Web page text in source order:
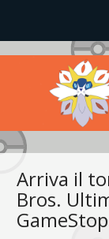
Johto
Le novità più
Arriva il
Bros.
GameStop